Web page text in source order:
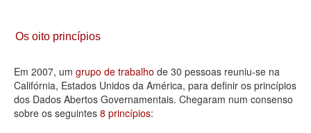
Os oito princípios
Em 2007, um grupo de trabalho de 30 pessoas reuniu-se na
Califórnia, Estados Unidos da América, para definir os princípios
dos Dados Abertos Governamentais. Chegaram num consenso
sobre os seguintes 8 princípios: